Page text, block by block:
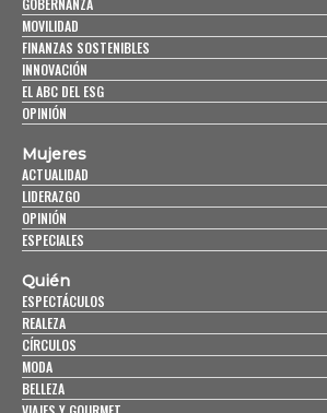
MOVILIDAD
FINANZAS SOSTENIBLES
INNOVACIÓN
EL ABC DEL ESG
OPINIÓN
Mujeres
ACTUALIDAD
LIDERAZGO
OPINIÓN
ESPECIALES
Quién
ESPECTÁCULOS
REALEZA
CÍRCULOS
MODA
BELLEZA